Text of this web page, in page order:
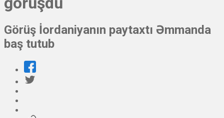
Görüş İordaniyanın paytaxtı Əmmanda
baş tutub